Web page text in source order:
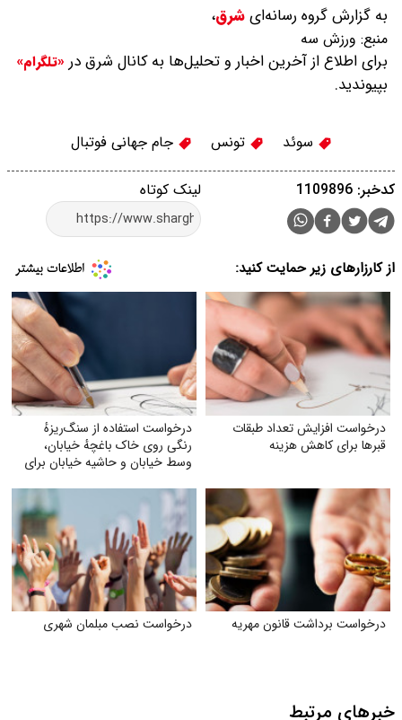
به گزارش گروه رسانه‌ایشرق،
منبع: ورزش سه
برای اطلاع از آخرین اخبار و تحلیل‌ها به کانال شرق در «تلگرام»
بپیوندید.
سوئد تونس جام جهانی فوتبال
لینک کوتاه کدخبر: 1109896
از کارزارهای زیر حمایت کنید:
درخواست افزایش تعداد طبقات
قبر‌ها برای کاهش هزینه
درخواست استفاده از سنگ‌ریزهٔ
رنگی روی خاک باغچهٔ خیابان،
وسط خیابان و حاشیه خیابان برای
درخواست برداشت قانون مهریه درخواست نصب مبلمان شهری
خبرهای مرتبط